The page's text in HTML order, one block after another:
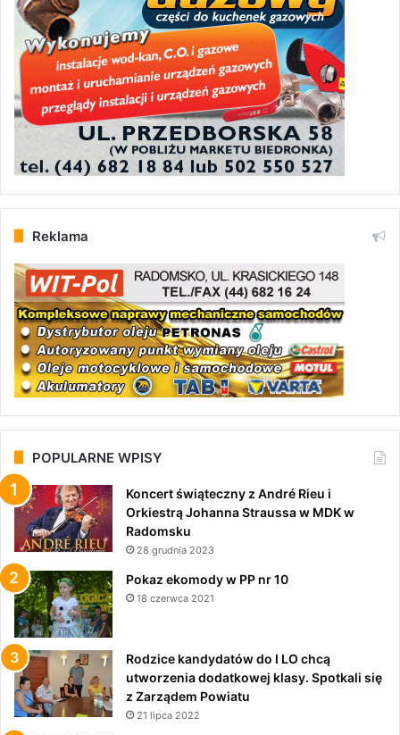
Reklama
POPULARNE WPISY
Koncert świąteczny z André Rieu i
Orkiestrą Johanna Straussa w MDK w
Radomsku
28 grudnia 2023
Pokaz ekomody w PP nr 10
18 czerwca 2021
Rodzice kandydatów do I LO chcą
utworzenia dodatkowej klasy. Spotkali się
z Zarządem Powiatu
21 lipca 2022